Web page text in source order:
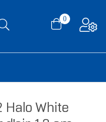
0
Halo White